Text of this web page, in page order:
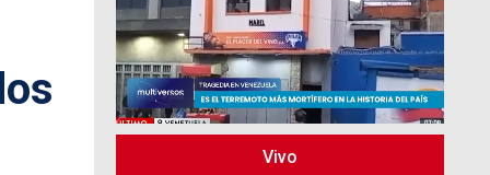
La Discusión
Vivo